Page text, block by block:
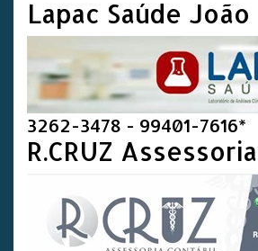
Lapac Saúde João
3262-3478 - 99401-7616*
R.CRUZ